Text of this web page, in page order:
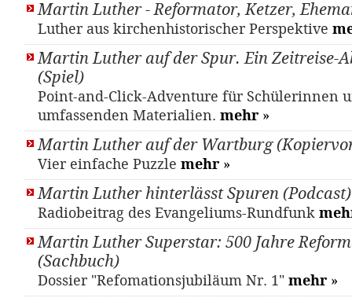
Martin Luther - Reformator, Ketzer,
Luther aus kirchenhistorischer Perspektive
Martin Luther auf der Spur. Ein Zeitreise-
(Spiel)
Point-and-Click-Adventure für Schülerinnen
umfassenden Materialien. mehr »
Martin Luther auf der Wartburg
Vier einfache Puzzle mehr »
Martin Luther hinterlässt Spuren (Podcast)
Radiobeitrag des Evangeliums-Rundfunk
Martin Luther Superstar: 500 Jahre
(Sachbuch)
Dossier "Refomationsjubiläum Nr. 1" mehr »